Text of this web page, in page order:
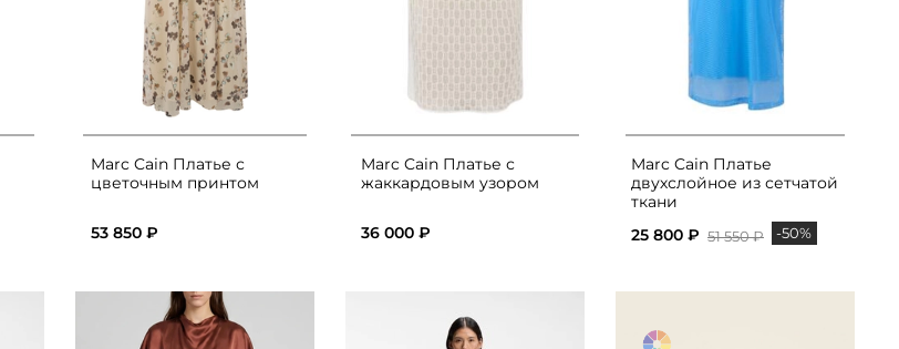
Marc Cain Платье с
цветочным принтом
53 850 ₽
Marc Cain Платье с
жаккардовым узором
36 000 ₽
Marc Cain Платье
двухслойное из сетчатой
ткани
25 800 ₽ 51 550 ₽ -50%